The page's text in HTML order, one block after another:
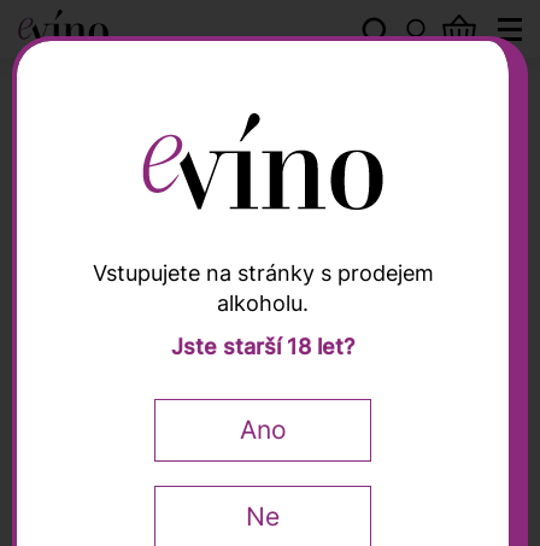
Pálava 2023, pozdní
sběr, Kosík, 0,75l
Vstupujete na stránky s prodejem
alkoholu.
Jste starší 18 let?
Ano
Ne